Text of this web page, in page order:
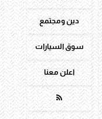
دين ومجتمع
سوق السيارات
اعلن معنا
